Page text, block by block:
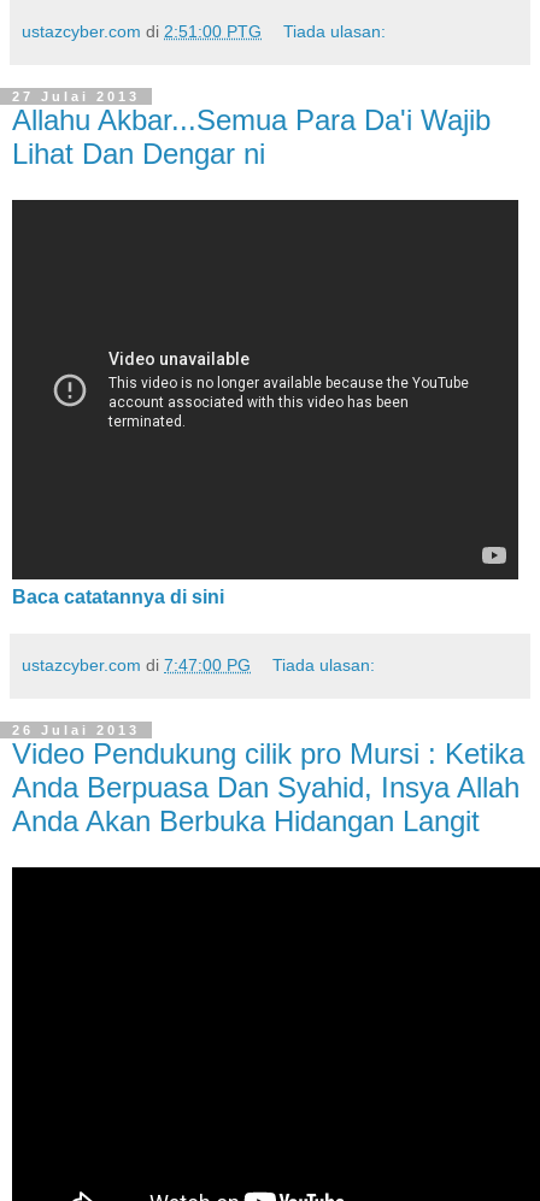
ustazcyber.com di 2:51:00 PTG Tiada ulasan:
27 Julai 2013
Allahu Akbar...Semua Para Da'i Wajib
Lihat Dan Dengar ni
Baca catatannya di sini
ustazcyber.com di 7:47:00 PG Tiada ulasan:
26 Julai 2013
Video Pendukung cilik pro Mursi : Ketika
Anda Berpuasa Dan Syahid, Insya Allah
Anda Akan Berbuka Hidangan Langit